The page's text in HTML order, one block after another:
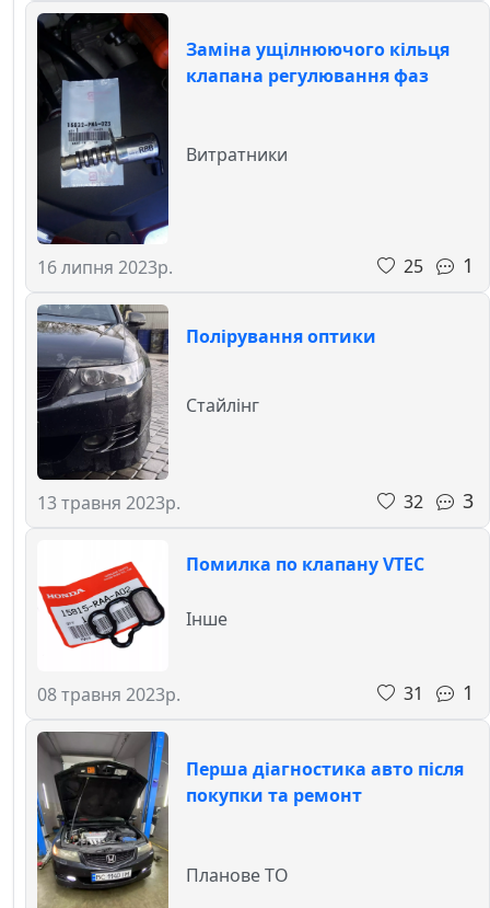
Заміна ущілнюючого кільця
клапана регулювання фаз
16 липня 2023р.
Витратники
25 1
Полірування оптики
13 травня 2023р.
Стайлінг
32 3
Помилка по клапану VTEC
08 травня 2023р.
Інше
31 1
Перша діагностика авто після
покупки та ремонт
Планове ТО